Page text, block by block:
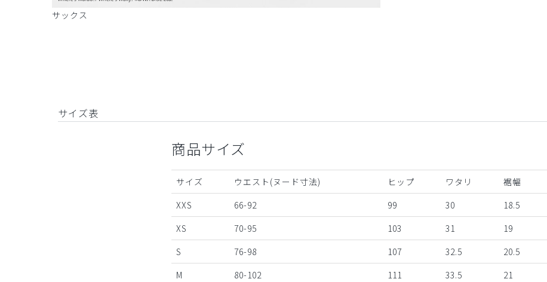
サックス
サイズ表
商品サイズ
サイズ ウエスト(ヌード寸法) ヒップ ワタリ 裾幅
XXS
66-92 99 30 18.5
XS
70-95 103 31 19
S
76-98 107 32.5 20.5
M
80-102 111 33.5 21